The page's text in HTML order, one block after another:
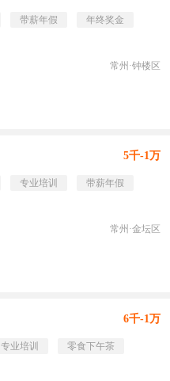
带薪年假
年终奖金
常州·钟楼区
5千-1万
专业培训
带薪年假
常州·金坛区
6千-1万
专业培训
零食下午茶